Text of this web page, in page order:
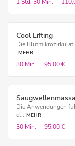
1 Std. 30 Min.
Cool Lifting
Die
MEHR
30 Min. 95,00 €
Die Anwendungen
d... MEHR
30 Min. 95,00 €